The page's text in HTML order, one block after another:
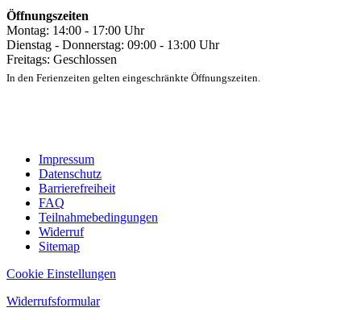
Öffnungszeiten
Montag: 14:00 - 17:00 Uhr
Dienstag - Donnerstag: 09:00 - 13:00 Uhr
Freitags: Geschlossen
In den Ferienzeiten gelten eingeschränkte Öffnungszeiten.
Impressum
Datenschutz
Barrierefreiheit
FAQ
Teilnahmebedingungen
Widerruf
Sitemap
Cookie Einstellungen
Widerrufsformular